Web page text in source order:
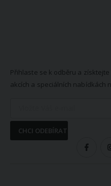
Přihlaste se k odběru a
akcích a speciálních nabídkách
CHCI ODEBÍRAT